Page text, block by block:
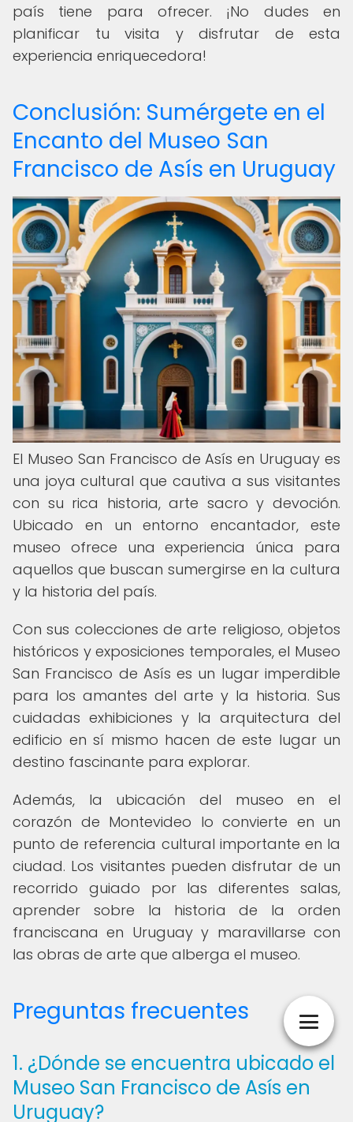
país tiene para ofrecer. ¡No dudes en
planificar tu visita y disfrutar de esta
experiencia enriquecedora!
Conclusión: Sumérgete en el
Encanto del Museo San
Francisco de Asís en Uruguay
El Museo San Francisco de Asís en Uruguay es
una joya cultural que cautiva a sus visitantes
con su rica historia, arte sacro y devoción.
Ubicado en un entorno encantador, este
museo ofrece una experiencia única para
aquellos que buscan sumergirse en la cultura
y la historia del país.
Con sus colecciones de arte religioso, objetos
históricos y exposiciones temporales, el Museo
San Francisco de Asís es un lugar imperdible
para los amantes del arte y la historia. Sus
cuidadas exhibiciones y la arquitectura del
edificio en sí mismo hacen de este lugar un
destino fascinante para explorar.
Además, la ubicación del museo en el
corazón de Montevideo lo convierte en un
punto de referencia cultural importante en la
ciudad. Los visitantes pueden disfrutar de un
recorrido guiado por las diferentes salas,
aprender sobre la historia de la orden
franciscana en Uruguay y maravillarse con
las obras de arte que alberga el museo.
Preguntas frecuentes
1. ¿Dónde se encuentra ubicado el
Museo San Francisco de Asís en
Uruguay?